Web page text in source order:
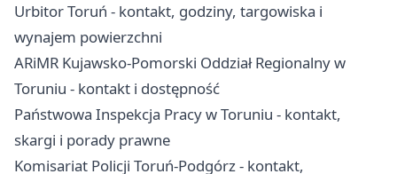
Urbitor Toruń - kontakt, godziny, targowiska i
wynajem powierzchni
ARiMR Kujawsko-Pomorski Oddział Regionalny w
Toruniu - kontakt i dostępność
Państwowa Inspekcja Pracy w Toruniu - kontakt,
skargi i porady prawne
Komisariat Policji Toruń-Podgórz - kontakt,